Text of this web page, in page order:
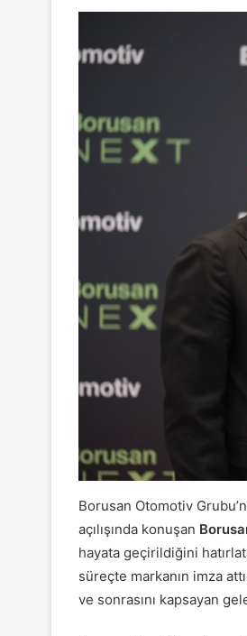
Borusan Otomotiv
açılışında konuşan
hayata geçirildiğini
süreçte markanın imza
ve sonrasını kapsayan